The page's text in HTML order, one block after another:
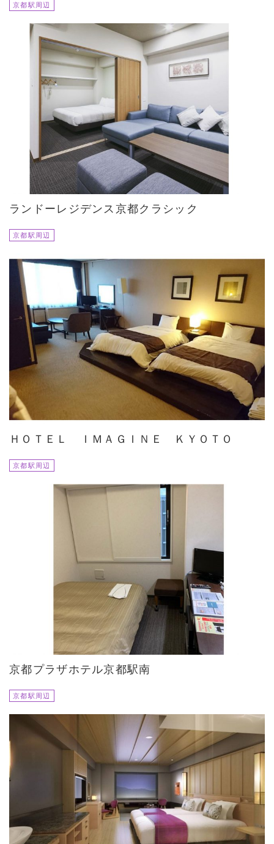
京都駅周辺
ランドーレジデンス京都クラシック
京都駅周辺
ＨＯＴＥＬ ＩＭＡＧＩＮＥ ＫＹＯＴＯ
京都駅周辺
京都プラザホテル京都駅南
京都駅周辺